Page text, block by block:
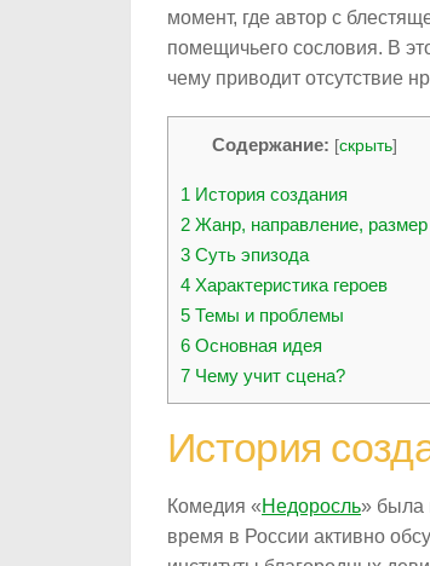
момент, где автор с
помещичьего сословия. В
чему приводит отсутствие
Содержание: [скрыть]
1 История создания
2 Жанр, направление, размер
3 Суть эпизода
4 Характеристика героев
5 Темы и проблемы
6 Основная идея
7 Чему учит сцена?
История
Комедия «Недоросль» была
время в России активно